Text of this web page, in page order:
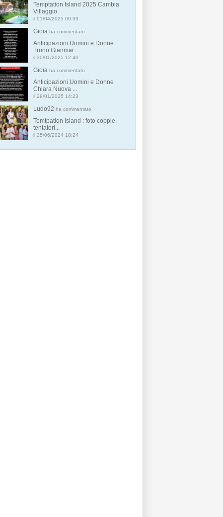
Temptation Island 2025 Cambia
Villaggio
il 01/04/2025 09:39
Gioia ha commentato
Anticipazioni Uomini e Donne
Trono Gianmar...
il 30/01/2025 12:40
Gioia ha commentato
Anticipazioni Uomini e Donne
Chiara Nuova ...
il 29/01/2025 14:23
Ludo92 ha commentato
Temtpation Island : foto coppie,
tentatori...
il 25/06/2024 18:24